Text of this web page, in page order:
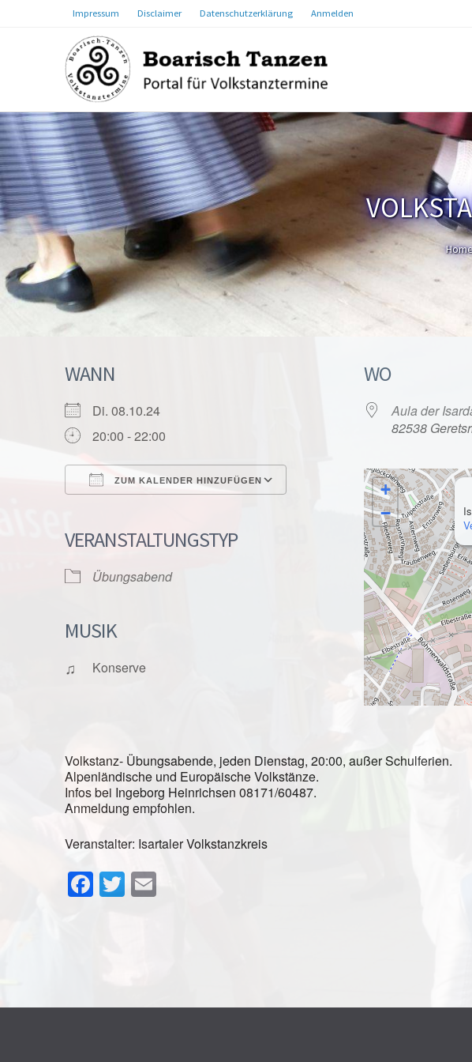
Impressum Disclaimer Datenschutzerklärung Anmelden
WANN
Di. 08.10.24
20:00 - 22:00
ZUM KALENDER HINZUFÜGEN
Google Kalender
VERANSTALTUNGSTYP
Übungsabend
MUSIK
♫ Konserve
WO
Aula der
82538
+
−
Volkstanz- Übungsabende, jeden Dienstag, 20:00, außer Schulferien.
Alpenländische und Europäische Volkstänze.
Infos bei Ingeborg Heinrichsen 08171/60487.
Anmeldung empfohlen.
Veranstalter: Isartaler Volkstanzkreis
Facebook
Twitter